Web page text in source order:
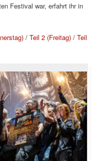
Festival war, erfahrt ihr in
/Teil 2 (Freitag) /Teil